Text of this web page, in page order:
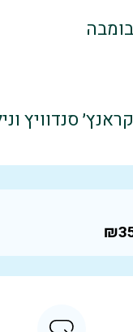
בומבה
קראנץ׳ סנדוויץ